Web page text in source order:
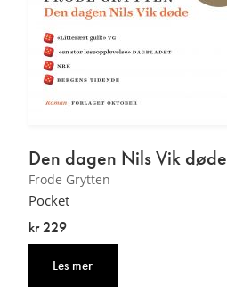
Den dagen Nils Vik døde
Frode Grytten
Pocket
kr 229
Les mer